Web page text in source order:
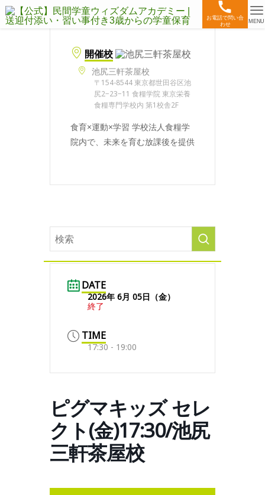
お電話で問い合
わせ
MENU
開催校
池尻三軒茶屋校
〒154-8544 東京都世田谷区池
尻2−23−11 食糧学院 東京栄養
食糧専門学校内 第1校舎2F
食育×運動×学習 学校法人食糧学
院内で、未来を育む放課後を提供
DATE
2026年 6月 05日（金）
終了
TIME
17:30 - 19:00
ピグマキッズ セレ
クト(金)17:30/池尻
三軒茶屋校